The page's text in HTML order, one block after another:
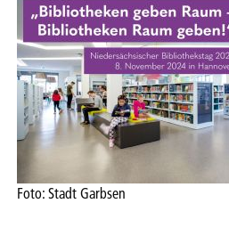
Foto: Stadt Garbsen